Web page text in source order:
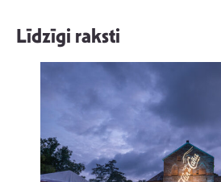
Līdzīgi raksti